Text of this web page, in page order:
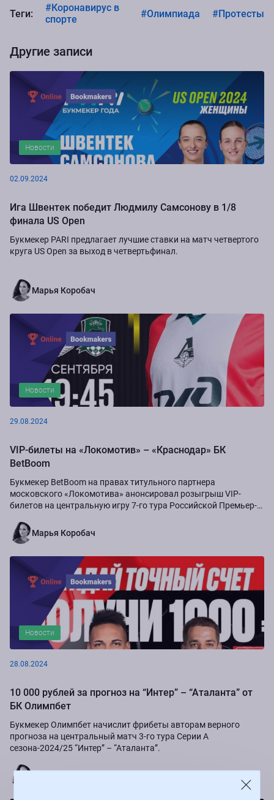
Теги:
#Коронавирус в
спорте
#Олимпиада #Протесты
Другие записи
Новости
02.09.2024
Ига Швентек победит Людмилу Самсонову в 1/8
финала US Open
Букмекер PARI предлагает лучшие ставки на матч четвертого
круга US Open за выход в четвертьфинал.
Марья Коробач
Новости
29.08.2024
VIP-билеты на «Локомотив» – «Краснодар» БК
BetBoom
Букмекер BetBoom на правах титульного партнера
московского «Локомотива» анонсировал розыгрыш VIP-
билетов на центральную игру 7-го тура Российской Премьер-
Марья Коробач
Новости
28.08.2024
10 000 рублей за прогноз на “Интер” – “Аталанта” от
БК Олимпбет
Букмекер Олимпбет начислит фрибеты авторам верного
прогноза на центральный матч 3-го тура Серии А
сезона-2024/25 “Интер” – “Аталанта”.